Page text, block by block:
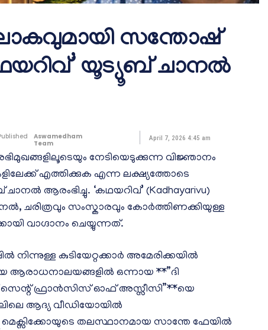
സന്തോഷ്
യൂട്യൂബ് ചാനൽ
Aswamedham
Team
April 7, 2026 4:45 am
നേടിയെടുക്കുന്ന വിജ്ഞാനം
എത്തിക്കുക എന്ന ലക്ഷ്യത്തോടെ
ആരംഭിച്ചു. ‘കഥയറിവ്’ (Kadhayarivu)
ചരിത്രവും സംസ്കാരവും കോർത്തിണക്കിയുള്ള
വാഗ്ദാനം ചെയ്യുന്നത്.
നിന്നുള്ള കുടിയേറ്റക്കാർ അമേരിക്കയിൽ
ആരാധനാലയങ്ങളിൽ ഒന്നായ **”ദി
ഫ്രാൻസിസ് ഓഫ് അസ്സീസി”**യെ
ആദ്യ വീഡിയോയിൽ
മെക്സിക്കോയുടെ തലസ്ഥാനമായ സാന്തേ ഫേയിൽ